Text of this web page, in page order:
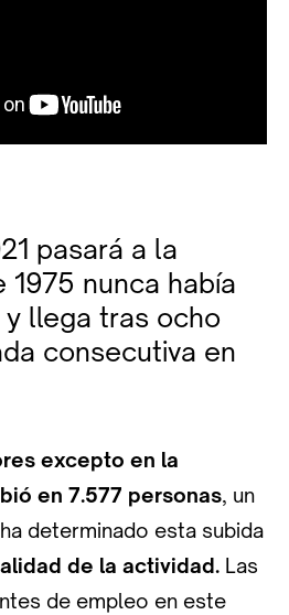
pasará a la
1975 nunca había
llega tras ocho
consecutiva en
excepto en la
en 7.577 personas, un
determinado esta subida
de la actividad. Las
de empleo en este